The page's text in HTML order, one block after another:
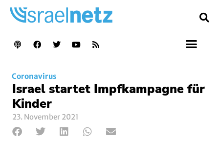
Coronavirus
Israel startet Impfkampagne für
Kinder
23. November 2021